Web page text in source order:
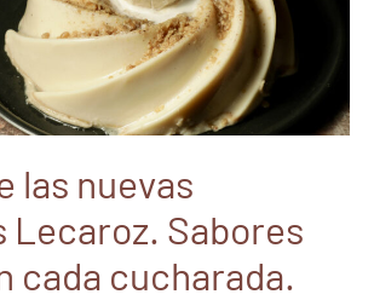
las nuevas
Lecaroz. Sabores
cada cucharada.